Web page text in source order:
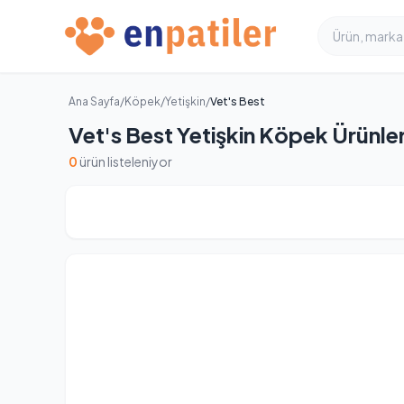
Ana Sayfa/Köpek/Yetişkin/Vet's Best
Vet's Best Yetişkin Köpek
0 ürün listeleniyor